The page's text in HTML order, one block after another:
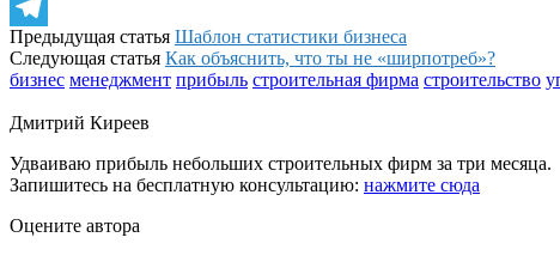
WhatsApp
Telegram
Предыдущая статья Шаблон статистики бизнеса
Следующая статья Как объяснить, что ты не «ширпотреб»?
бизнес менеджмент прибыль строительная фирма строительство
Дмитрий Киреев
Удваиваю прибыль небольших строительных фирм за три месяца.
Запишитесь на бесплатную консультацию: нажмите сюда
Оцените автора